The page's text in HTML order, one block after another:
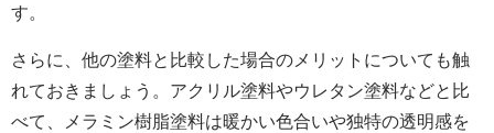
す。
さらに、他の塗料と比較した場合のメリットについても触
れておきましょう。アクリル塗料やウレタン塗料などと比
べて、メラミン樹脂塗料は暖かい色合いや独特の透明感を